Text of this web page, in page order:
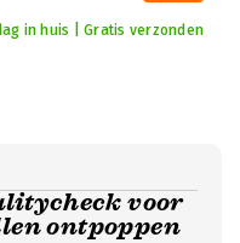
in huis | Gratis verzonden
voor
ontpoppen